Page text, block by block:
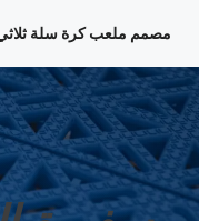
مصمم ملعب كرة سلة ثلاثي